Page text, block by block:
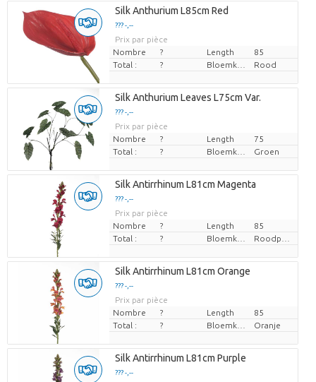
Silk Anthurium L85cm Red
??? -,--
Prix par pièce
Nombre
? Length
85
Total :
? Rood
Silk Anthurium Leaves L75cm Var.
??? -,--
Prix par pièce
Nombre
? Length
75
Total :
? Groen
Silk Antirrhinum L81cm Magenta
??? -,--
Prix par pièce
Nombre
? Length
85
Total :
?
Silk Antirrhinum L81cm Orange
??? -,--
Prix par pièce
Nombre
? Length
85
Total :
? Oranje
Silk Antirrhinum L81cm Purple
??? -,--